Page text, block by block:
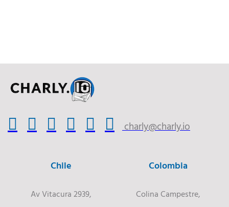
charly@charly.io
Chile
Av Vitacura 2939,
Colombia
Colina Campestre,